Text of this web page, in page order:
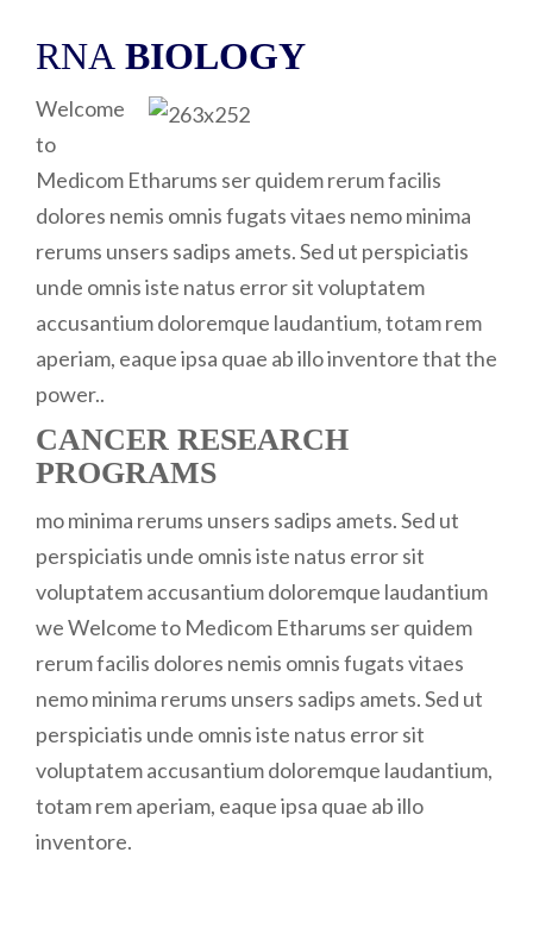
RNA BIOLOGY
Welcome
to
Medicom Etharums ser quidem rerum facilis
dolores nemis omnis fugats vitaes nemo minima
rerums unsers sadips amets. Sed ut perspiciatis
unde omnis iste natus error sit voluptatem
accusantium doloremque laudantium, totam rem
aperiam, eaque ipsa quae ab illo inventore that the
power..
CANCER RESEARCH
PROGRAMS
mo minima rerums unsers sadips amets. Sed ut
perspiciatis unde omnis iste natus error sit
voluptatem accusantium doloremque laudantium
we Welcome to Medicom Etharums ser quidem
rerum facilis dolores nemis omnis fugats vitaes
nemo minima rerums unsers sadips amets. Sed ut
perspiciatis unde omnis iste natus error sit
voluptatem accusantium doloremque laudantium,
totam rem aperiam, eaque ipsa quae ab illo
inventore.